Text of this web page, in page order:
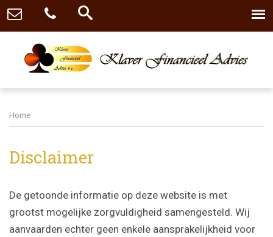
Home
Disclaimer
De getoonde informatie op deze website is met
grootst mogelijke zorgvuldigheid samengesteld. Wij
aanvaarden echter geen enkele aansprakelijkheid voor